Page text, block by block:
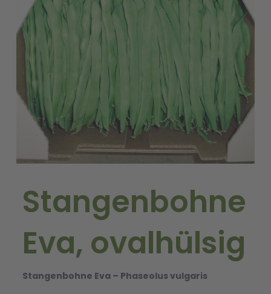
Stangenbohne
Eva, ovalhülsig
Stangenbohne Eva – Phaseolus vulgaris